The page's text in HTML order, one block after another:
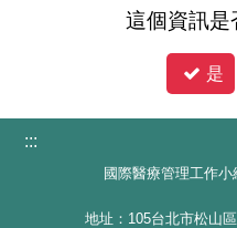
這個資訊是
是
:::
國際醫療管理工作
地址：105台北市松山